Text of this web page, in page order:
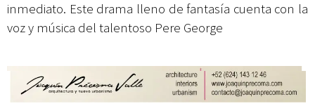
inmediato. Este drama lleno de fantasía cuenta con la
voz y música del talentoso Pere George